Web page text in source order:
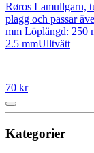
Røros Lamullgarn,
plagg och passar
mm Löplängd: 250
2.5 mmUlltvätt
70 kr
Kategorier